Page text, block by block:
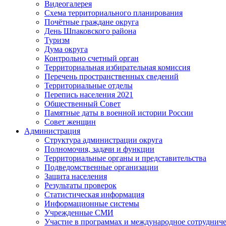
Видеогалерея
Схема территориального планирования
Почётные граждане округа
День Шпаковского района
Туризм
Дума округа
Контрольно счетный орган
Территориальная избирательная комиссия
Перечень пространственных сведений
Территориальные отделы
Перепись населения 2021
Общественный Совет
Памятные даты в военной истории России
Совет женщин
Администрация
Структура администрации округа
Полномочия, задачи и функции
Территориальные органы и представительства
Подведомственные организации
Защита населения
Результаты проверок
Статистическая информация
Информационные системы
Учрежденные СМИ
Участие в программах и международное